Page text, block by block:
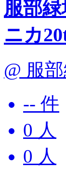
服部
ニカ
@ 服
-- 件
0 人
0 人